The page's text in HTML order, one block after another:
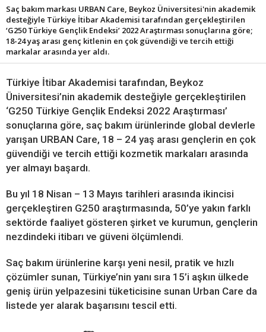
Saç bakım markası URBAN Care, Beykoz Üniversitesi'nin akademik
desteğiyle Türkiye İtibar Akademisi tarafından gerçekleştirilen
‘G250 Türkiye Gençlik Endeksi’ 2022 Araştırması sonuçlarına göre;
18-24 yaş arası genç kitlenin en çok güvendiği ve tercih ettiği
markalar arasında yer aldı.
Türkiye İtibar Akademisi tarafından, Beykoz
Üniversitesi’nin akademik desteğiyle gerçekleştirilen
‘G250 Türkiye Gençlik Endeksi 2022 Araştırması’
sonuçlarına göre, saç bakım ürünlerinde global devlerle
yarışan URBAN Care, 18 – 24 yaş arası gençlerin en çok
güvendiği ve tercih ettiği kozmetik markaları arasında
yer almayı başardı.
Bu yıl 18 Nisan – 13 Mayıs tarihleri arasında ikincisi
gerçekleştiren G250 araştırmasında, 50’ye yakın farklı
sektörde faaliyet gösteren şirket ve kurumun, gençlerin
nezdindeki itibarı ve güveni ölçümlendi.
Saç bakım ürünlerine karşı yeni nesil, pratik ve hızlı
çözümler sunan, Türkiye’nin yanı sıra 15’i aşkın ülkede
geniş ürün yelpazesini tüketicisine sunan Urban Care da
listede yer alarak başarısını tescil etti.